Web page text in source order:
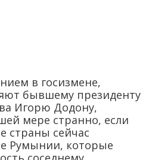
в госизмене,
бывшему президенту
Игорю Додону,
мере странно, если
страны сейчас
Румынии, которые